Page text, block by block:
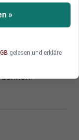
aus
Die
»
gelesen und erkläre